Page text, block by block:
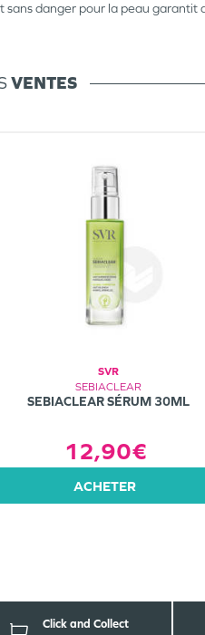
danger pour la peau garantit
VENTES
SVR
SEBIACLEAR
SEBIACLEAR SÉRUM 30ML
12,90€
ACHETER
Click and Collect